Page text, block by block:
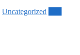
Uncategorized